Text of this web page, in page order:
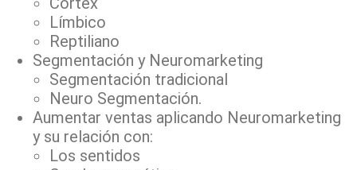
Límbico
Reptiliano
Segmentación y Neuromarketing
Segmentación tradicional
Neuro Segmentación.
Aumentar ventas aplicando Neuromarketing
y su relación con:
Los sentidos